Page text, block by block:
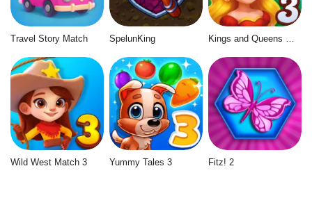
Travel Story Match SpelunKing
Wild West Match 3 Yummy Tales 3 Fitz! 2